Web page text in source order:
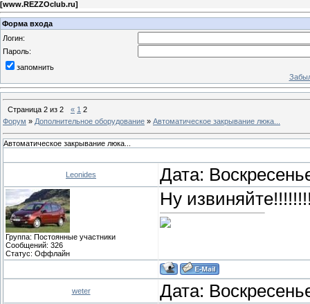
[www.REZZOclub.ru]
Форма входа
Логин:
Пароль:
запомнить
Страница 2 из 2 « 1 2
Форум » Дополнительное оборудование » Автоматическое закрывание люка...
Автоматическое закрывание люка...
Leonides Дата:
Группа: Постоянные участники
Сообщений: 326
Статус: Оффлайн
Ну
weter Дата: